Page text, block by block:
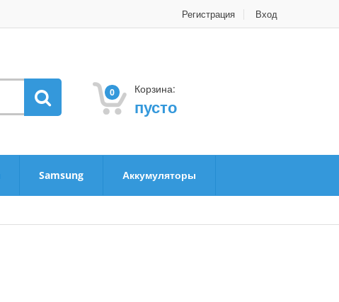
Регистрация Вход
0 Корзина:
пусто
Samsung Аккумуляторы